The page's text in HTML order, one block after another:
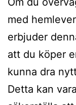
med
erbjuder
att du köper
kunna dra
Detta kan